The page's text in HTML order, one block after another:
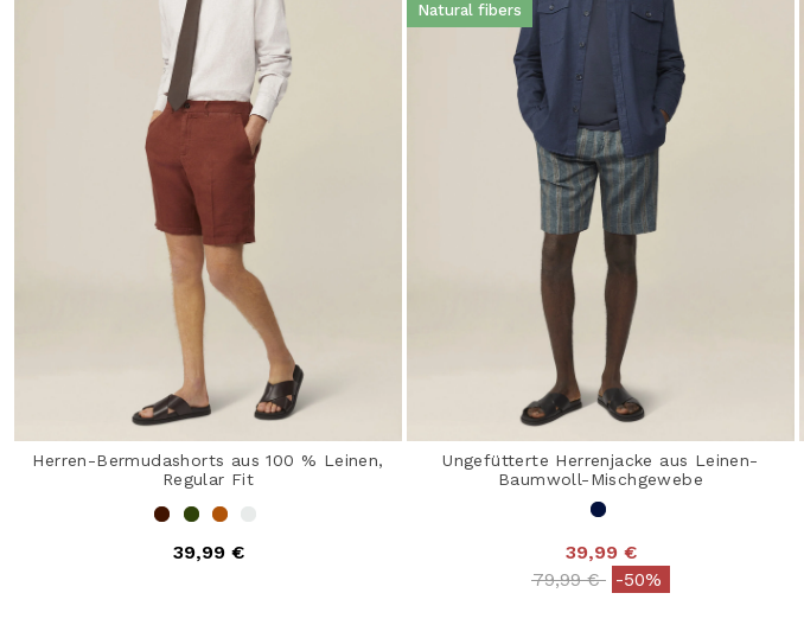
Herren-Bermudashorts aus 100 % Leinen,
Regular Fit
39,99 €
Natural fibers
Ungefütterte Herrenjacke aus Leinen-
Baumwoll-Mischgewebe
39,99 €
Price reduced from
79,99 €to-50%